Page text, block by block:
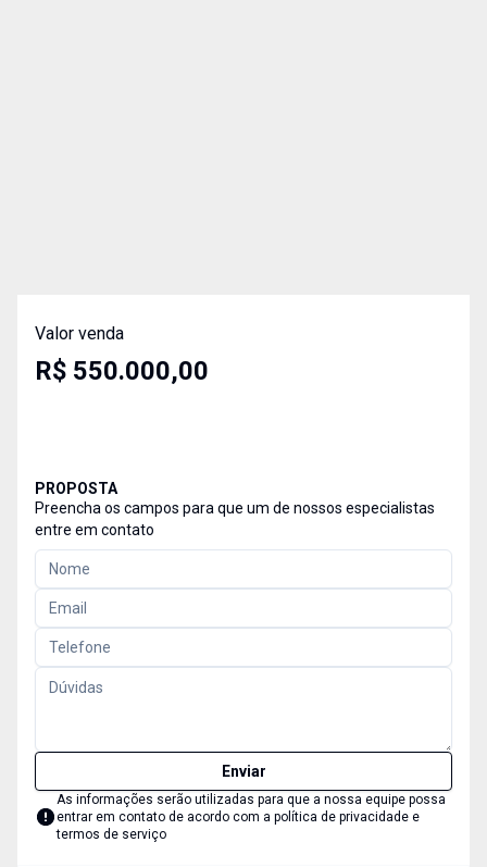
Valor venda
R$ 550.000,00
PROPOSTA
Preencha os campos para que um de nossos especialistas
entre em contato
Enviar
As informações serão utilizadas para que a nossa equipe possa
entrar em contato de acordo com a política de privacidade e
termos de serviço